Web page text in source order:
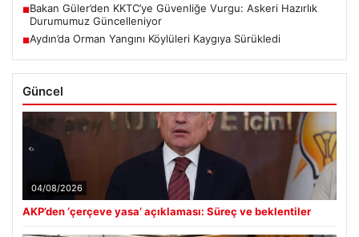
■Bakan Güler’den KKTC’ye Güvenliğe Vurgu: Askeri Hazırlık
Durumumuz Güncelleniyor
■Aydın’da Orman Yangını Köylüleri Kaygıya Sürükledi
Güncel
04/08/2026
AKP’den ‘çerçeve yasa’ açıklaması: Süreç ve beklentiler